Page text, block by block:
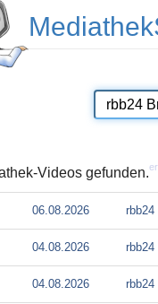
Videos gefunden.
06.08.2026 rbb24
04.08.2026 rbb24
04.08.2026 rbb24